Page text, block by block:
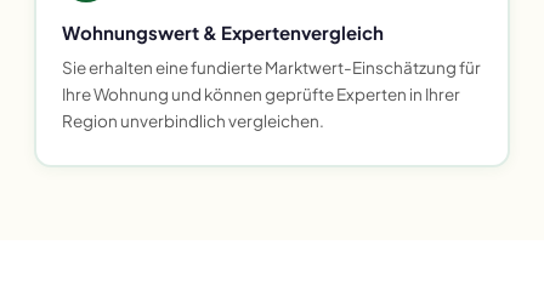
Wohnungswert & Expertenvergleich
Sie erhalten eine fundierte Marktwert-Einschätzung für
Ihre Wohnung und können geprüfte Experten in Ihrer
Region unverbindlich vergleichen.